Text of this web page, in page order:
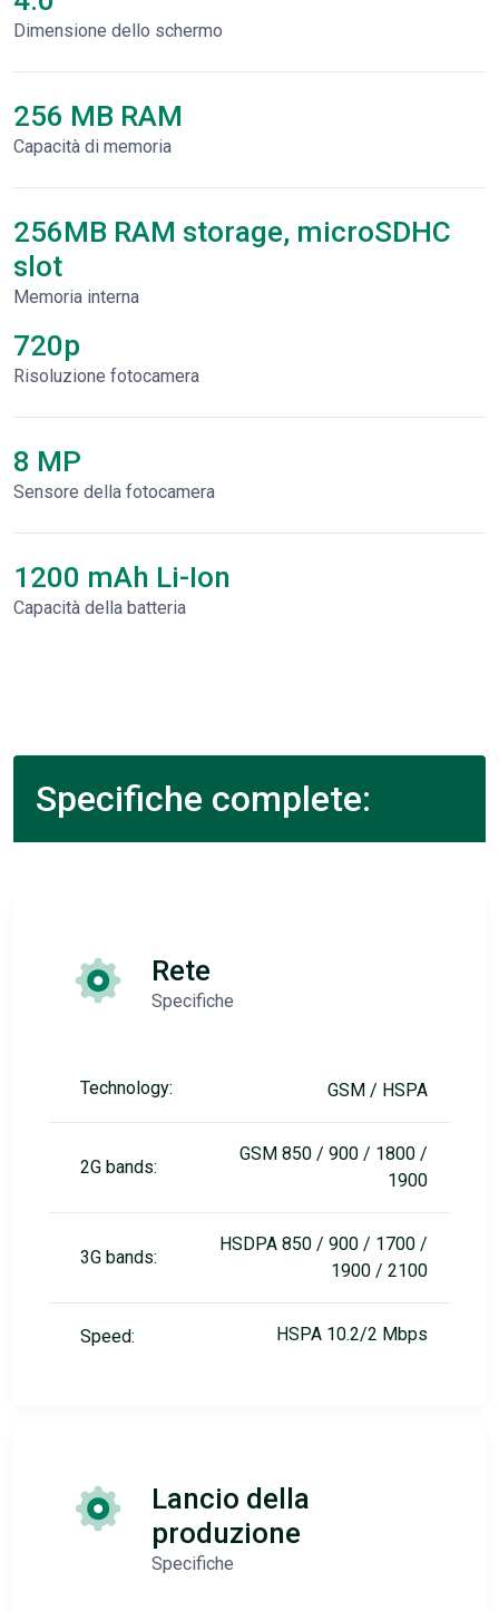
Dimensione dello schermo
256 MB RAM
Capacità di memoria
256MB RAM storage, microSDHC
slot
Memoria interna
720p
Risoluzione fotocamera
8 MP
Sensore della fotocamera
1200 mAh Li-Ion
Capacità della batteria
Specifiche complete:
Rete
Specifiche
Technology: GSM / HSPA
2G bands:
GSM 850 / 900 / 1800 /
1900
3G bands:
HSDPA 850 / 900 / 1700 /
1900 / 2100
Speed: HSPA 10.2/2 Mbps
Lancio della
produzione
Specifiche